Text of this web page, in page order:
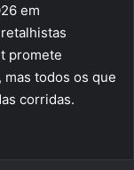
em
retalhistas
promete
todos os que
corridas.